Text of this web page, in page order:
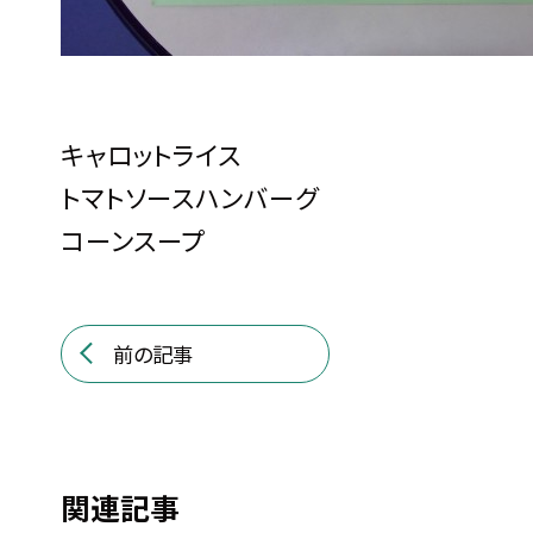
キャロットライス
トマトソースハンバーグ
コーンスープ
前の記事
関連記事